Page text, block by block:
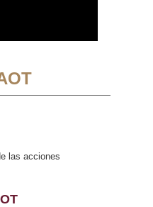
las acciones